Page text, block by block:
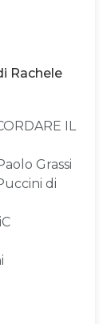
Rachele
IL
Grassi
di